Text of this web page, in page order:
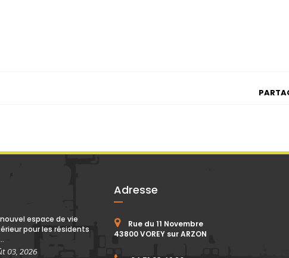
espace de vie
pour les résidents
03, 2026
Adresse
Rue du 11 Novembre
43800 VOREY sur ARZON